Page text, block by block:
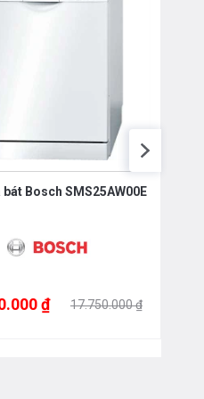
Bosch SMS25AW00E
₫ 17.750.000 ₫